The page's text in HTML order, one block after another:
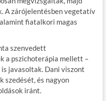
A zárójelentésben vegetatív
fiatalkori magas
szenvedett
a pszichoterápia mellett –
javasoltak. Dani viszont
szedését, és nagyon
iránt.